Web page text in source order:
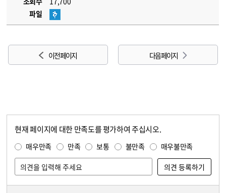
파일
이전 페이지 다음 페이지
현재 페이지에 대한 만족도를 평가하여 주십시오.
매우만족 만족 보통 불만족 매우불만족